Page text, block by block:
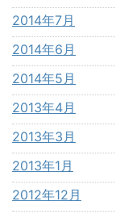
2014年7月
2014年6月
2014年5月
2013年4月
2013年3月
2013年1月
2012年12月